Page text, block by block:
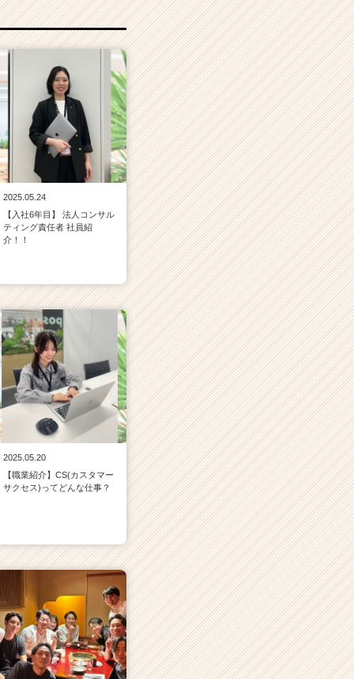
2025.05.24
【入社6年目】 法人コンサル
ティング責任者 社員紹
介！！
2025.05.20
【職業紹介】CS(カスタマー
サクセス)ってどんな仕事？